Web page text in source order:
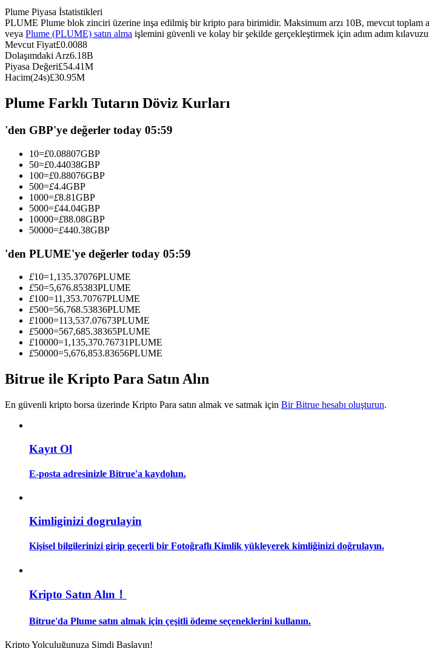
USDC Vadeli İşlemleri
En iyi traderlarla güçlerinizi birleştirin
Kopya Tüccarı Olun
Kâr paylaşımı ve kopya ticaret komisyonlarının tadını çıkarın
Ticaret bilgileri vb. dahil olmak üzere büyük veri analizi.
Plume Piyasa İstatistikleri
PLUME Plume blok zinciri üzerine inşa edilmiş bir kripto para birimidir. Maksimum arzı 10B, mevcut toplam
veya Plume (PLUME) satın alma işlemini güvenli ve kolay bir şekilde gerçekleştirmek için adım adım
Mevcut Fiyat£0.0088
Dolaşımdaki Arz6.18B
Piyasa Değeri£54.41M
Hacim(24s)£30.95M
Plume Farklı Tutarın Döviz Kurları
'den GBP'ye değerler today 05:59
10=£0.08807GBP
50=£0.44038GBP
100=£0.88076GBP
500=£4.4GBP
1000=£8.81GBP
5000=£44.04GBP
10000=£88.08GBP
50000=£440.38GBP
'den PLUME'ye değerler today 05:59
£10=1,135.37076PLUME
£50=5,676.85383PLUME
£100=11,353.70767PLUME
£500=56,768.53836PLUME
£1000=113,537.07673PLUME
£5000=567,685.38365PLUME
£10000=1,135,370.76731PLUME
£50000=5,676,853.83656PLUME
Bitrue ile Kripto Para Satın Alın
En güvenli kripto borsa üzerinde Kripto Para satın almak ve satmak için Bir Bitrue hesabı oluşturun.
Kayıt Ol
E-posta adresinizle Bitrue'a kaydolun.
Kimliginizi dogrulayin
Kişisel bilgilerinizi girip geçerli bir Fotoğraflı Kimlik yükleyerek kimliğinizi doğrulayın.
Kripto Satın Alın！
Bitrue'da Plume satın almak için çeşitli ödeme seçeneklerini kullanın.
Kripto Yolculuğunuza Şimdi Başlayın!